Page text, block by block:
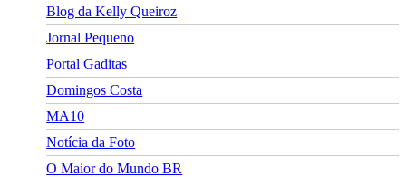
Blog da Kelly Queiroz
Jornal Pequeno
Portal Gaditas
Domingos Costa
MA10
Notícia da Foto
O Maior do Mundo BR